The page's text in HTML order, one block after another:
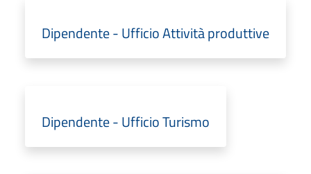
Dipendente - Ufficio Attività produttive
Dipendente - Ufficio Turismo